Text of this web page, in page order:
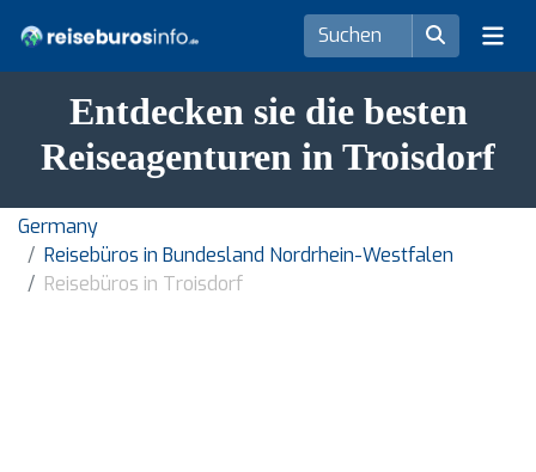
Entdecken sie die besten
Reiseagenturen in Troisdorf
Germany
Reisebüros in Bundesland Nordrhein-Westfalen
Reisebüros in Troisdorf